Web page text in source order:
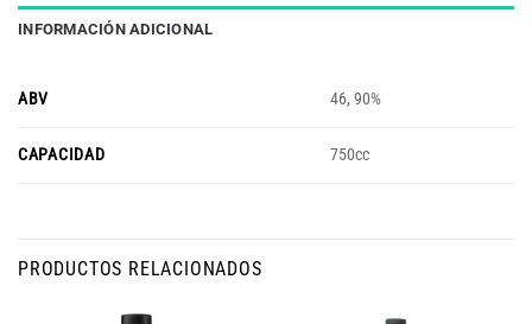
INFORMACIÓN ADICIONAL
ABV 46, 90%
CAPACIDAD 750cc
PRODUCTOS RELACIONADOS